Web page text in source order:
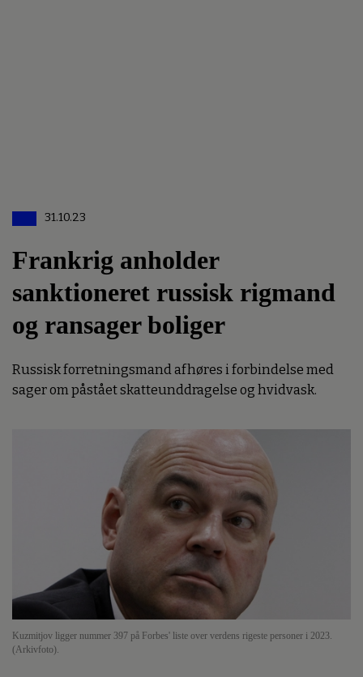
31.10.23
Frankrig anholder
sanktioneret russisk rigmand
og ransager boliger
Russisk forretningsmand afhøres i forbindelse med
sager om påstået skatteunddragelse og hvidvask.
Kuzmitjov ligger nummer 397 på Forbes' liste over verdens rigeste personer i 2023.
(Arkivfoto).